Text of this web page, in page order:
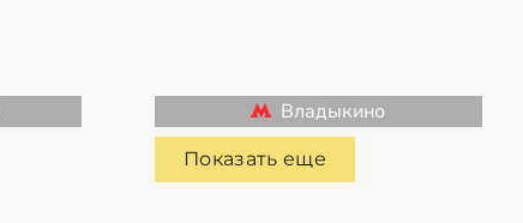
Владыкино
Показать еще